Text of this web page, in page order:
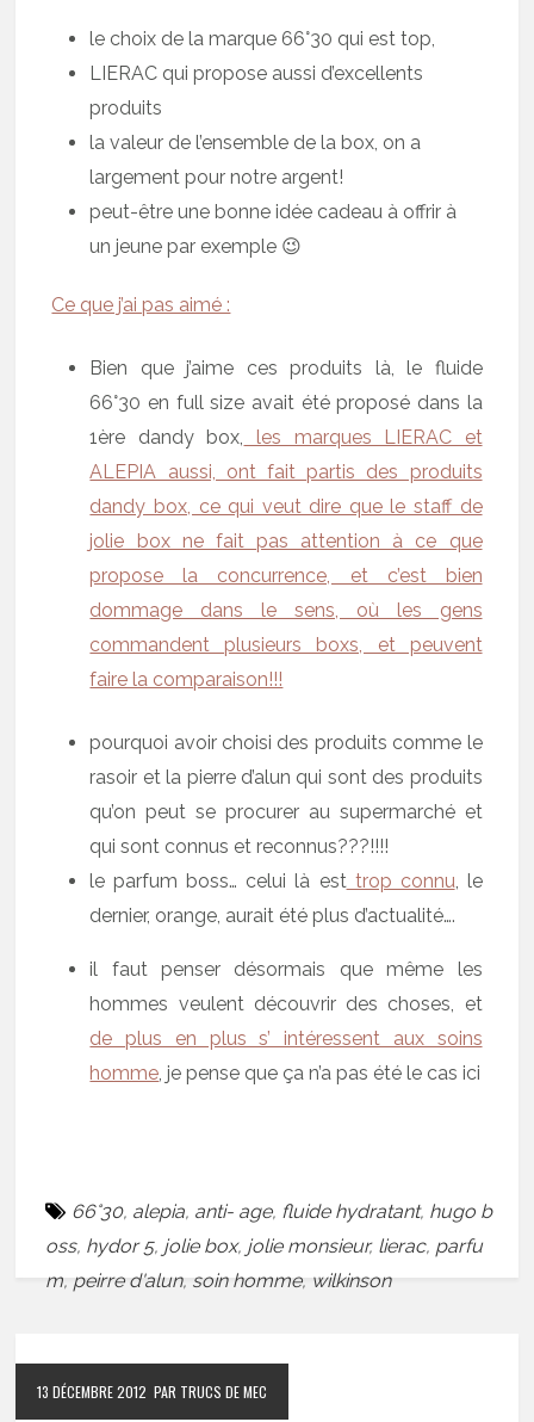
le choix de la marque 66°30 qui est top,
LIERAC qui propose aussi d’excellents
produits
la valeur de l’ensemble de la box, on a
largement pour notre argent!
peut-être une bonne idée cadeau à offrir à
un jeune par exemple 😉
Ce que j’ai pas aimé :
Bien que j’aime ces produits là, le fluide
66°30 en full size avait été proposé dans la
1ère dandy box, les marques LIERAC et
ALEPIA aussi, ont fait partis des produits
dandy box, ce qui veut dire que le staff de
jolie box ne fait pas attention à ce que
propose la concurrence, et c’est bien
dommage dans le sens, où les gens
commandent plusieurs boxs, et peuvent
faire la comparaison!!!
pourquoi avoir choisi des produits comme le
rasoir et la pierre d’alun qui sont des produits
qu’on peut se procurer au supermarché et
qui sont connus et reconnus???!!!!
le parfum boss… celui là esttrop connu, le
dernier, orange, aurait été plus d’actualité….
il faut penser désormais que même les
hommes veulent découvrir des choses, et
de plus en plus s’ intéressent aux soins
homme, je pense que ça n’a pas été le cas ici
66°30, alepia, anti- age, fluide hydratant, hugo b
oss, hydor 5, jolie box, jolie monsieur, lierac, parfu
m,peirre d'alun,soin homme,wilkinson
13 DÉCEMBRE 2012 PAR TRUCS DE MEC